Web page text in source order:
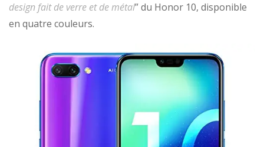
design fait de verre et de métal” du Honor 10, disponible
en quatre couleurs.